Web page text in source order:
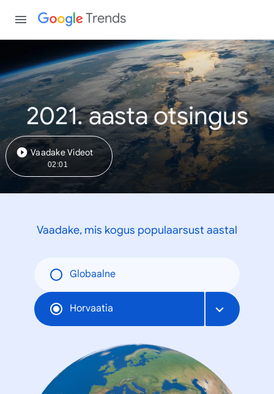
Trends
2021. aasta otsingus
Vaadake Videot
02:01
Vaadake, mis kogus populaarsust aastal
Globaalne
Horvaatia